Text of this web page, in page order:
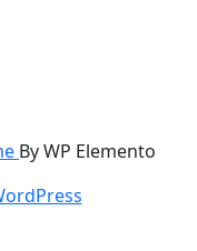
By WP Elemento